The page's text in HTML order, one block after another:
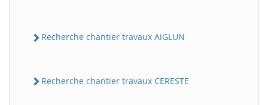
Recherche chantier travaux AiGLUN
Recherche chantier travaux CERESTE